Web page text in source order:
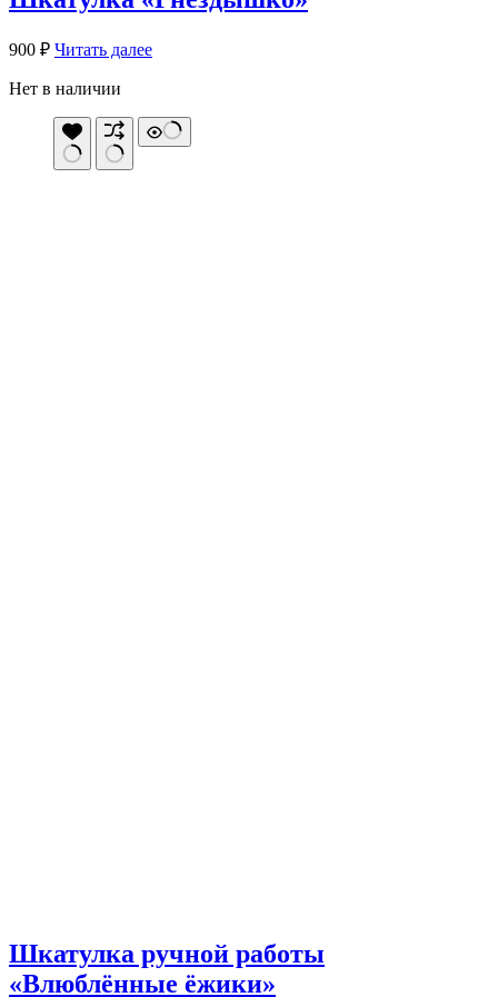
900 ₽ Читать далее
Нет в наличии
Шкатулка ручной работы
«Влюблённые ёжики»